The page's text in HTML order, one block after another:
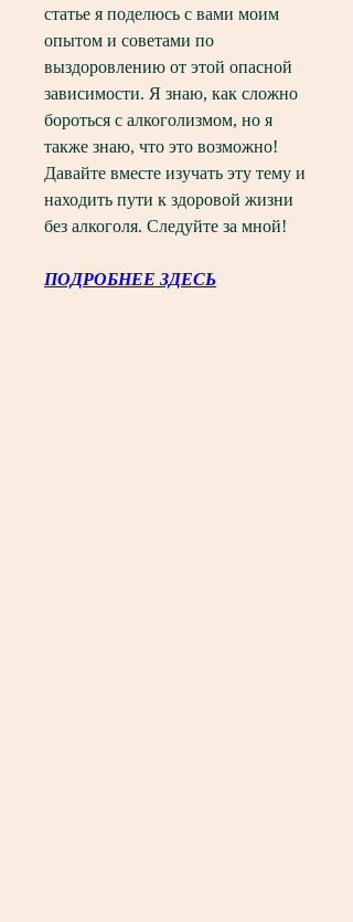
статье я поделюсь с вами моим
опытом и советами по
выздоровлению от этой опасной
зависимости. Я знаю, как сложно
бороться с алкоголизмом, но я
также знаю, что это возможно!
Давайте вместе изучать эту тему и
находить пути к здоровой жизни
без алкоголя. Следуйте за мной!
ПОДРОБНЕЕ ЗДЕСЬ